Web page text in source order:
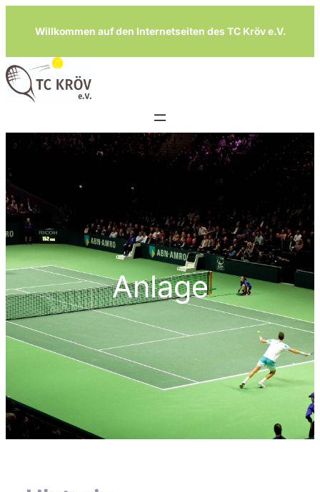
Inhalt
springen
Willkommen auf den Internetseiten des TC Kröv e.V.
Anlage